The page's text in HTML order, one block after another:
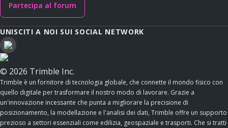
Partecipa al forum
UNISCITI A NOI SUI SOCIAL NETWORK
© 2026 Trimble Inc.
Trimble è un fornitore di tecnologia globale, che connette il mondo fisico con
quello digitale per trasformare il nostro modo di lavorare. Grazie a
un'innovazione incessante che punta a migliorare la precisione di
posizionamento, la modellazione e l'analisi dei dati, Trimble offre un supporto
prezioso a settori essenziali come edilizia, geospaziale e trasporti. Che si tratti